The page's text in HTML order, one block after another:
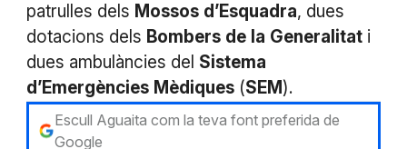
patrulles dels Mossos d’Esquadra, dues
dotacions dels Bombers de la Generalitati
dues ambulàncies del Sistema
d’Emergències Mèdiques(SEM).
Escull Aguaita com la teva font preferida de
Google